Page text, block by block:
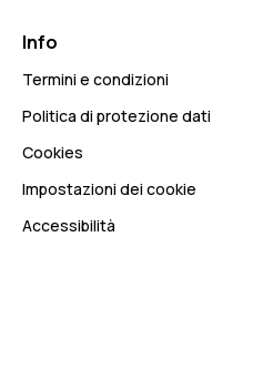
Info
Termini e condizioni
Politica di protezione dati
Cookies
Impostazioni dei cookie
Accessibilità